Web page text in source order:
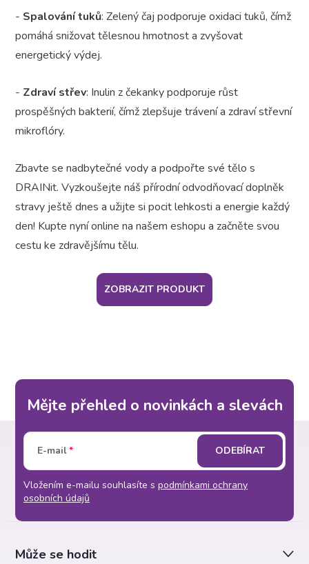
- Spalování tuků: Zelený čaj podporuje oxidaci tuků, čímž
pomáhá snižovat tělesnou hmotnost a zvyšovat
energetický výdej.
- Zdraví střev: Inulin z čekanky podporuje růst
prospěšných bakterií, čímž zlepšuje trávení a zdraví střevní
mikroflóry.
Zbavte se nadbytečné vody a podpořte své tělo s
DRAINit. Vyzkoušejte náš přírodní odvodňovací doplněk
stravy ještě dnes a užijte si pocit lehkosti a energie každý
den! Kupte nyní online na našem eshopu a začněte svou
cestu ke zdravějšímu tělu.
ZOBRAZIT PRODUKT
Mějte přehled o novinkách a slevách
E-mail
Vložením e-mailu souhlasíte s podmínkami ochrany
osobních údajů
ODEBÍRAT
Může se hodit